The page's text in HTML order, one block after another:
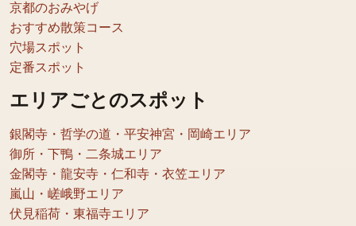
京都のおみやげ
おすすめ散策コース
穴場スポット
定番スポット
エリアごとのスポット
銀閣寺・哲学の道・平安神宮・岡崎エリア
御所・下鴨・二条城エリア
金閣寺・龍安寺・仁和寺・衣笠エリア
嵐山・嵯峨野エリア
伏見稲荷・東福寺エリア